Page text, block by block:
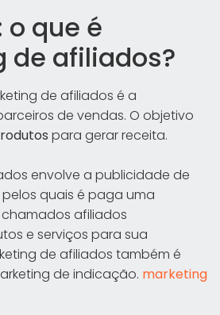
o que é
de afiliados?
de afiliados é a
de vendas. O objetivo
para gerar receita.
envolve a publicidade de
quais é paga uma
chamados afiliados
e serviços para sua
de afiliados também é
de indicação. marketing